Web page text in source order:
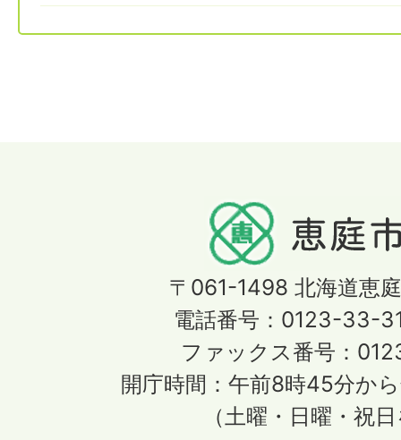
〒061-1498 北海道恵
電話番号：0123-33-
ファックス番号：
開庁時間：午前8時45分か
（土曜・日曜・祝